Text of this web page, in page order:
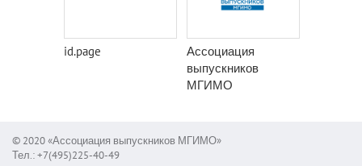
id.page
Ассоциация
выпускников
МГИМО
© 2020 «Ассоциация выпускников МГИМО»
Тел.: +7(495)225-40-49